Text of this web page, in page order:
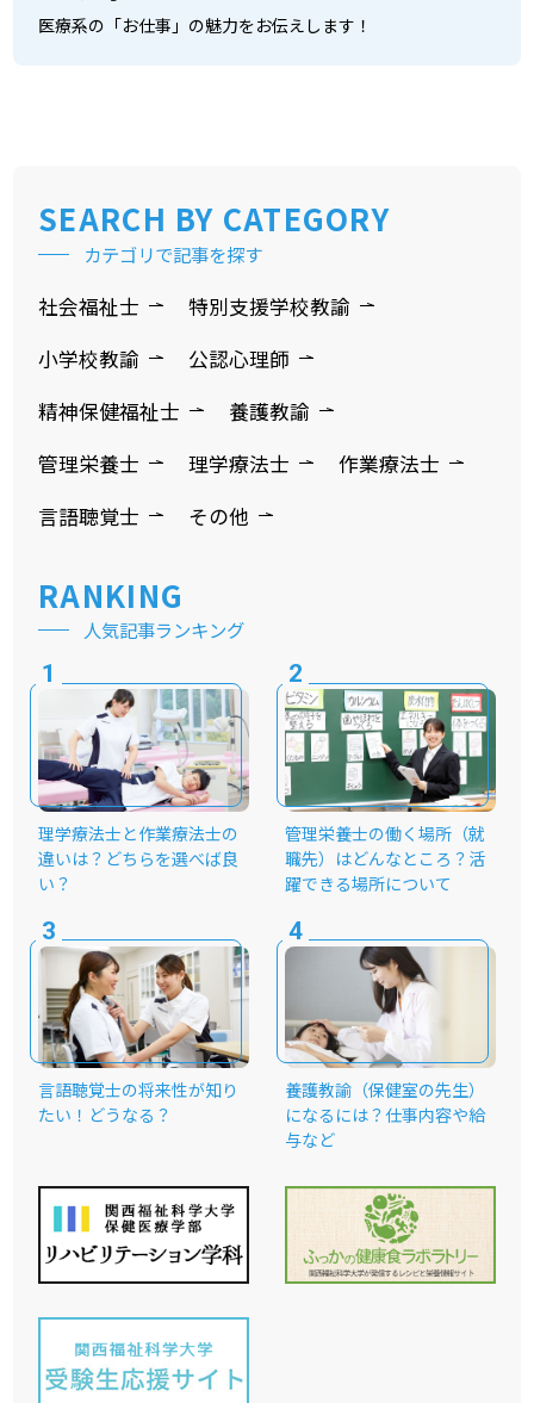
医療系の「お仕事」の魅力をお伝えします！
SEARCH BY CATEGORY
カテゴリで記事を探す
社会福祉士
特別支援学校教諭
小学校教諭
公認心理師
精神保健福祉士
養護教諭
管理栄養士
理学療法士
作業療法士
言語聴覚士
その他
RANKING
人気記事ランキング
理学療法士と作業療法士の
違いは？どちらを選べば良
い？
管理栄養士の働く場所（就
職先）はどんなところ？活
躍できる場所について
言語聴覚士の将来性が知り
たい！どうなる？
養護教諭（保健室の先生）
になるには？仕事内容や給
与など